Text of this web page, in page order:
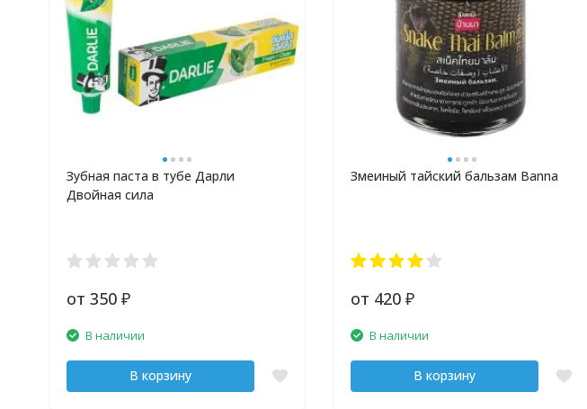
Зубная паста в тубе Дарли
Двойная сила
от 350 ₽
В наличии
В корзину
Змеиный тайский бальзам Banna
от 420₽
В наличии
В корзину